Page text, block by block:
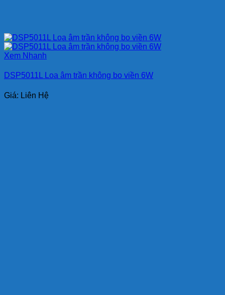
Xem Nhanh
DSP5011L Loa âm trần không bo viền 6W
Giá: Liên Hệ